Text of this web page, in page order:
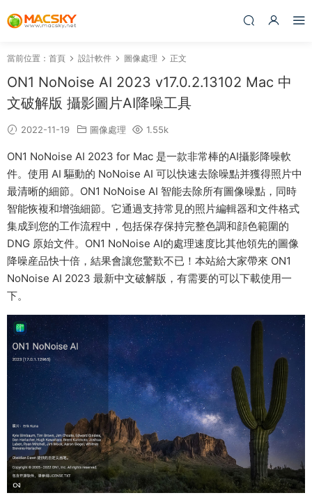
當前位置： 首頁 設計軟件 圖像處理 正文
ON1 NoNoise AI 2023 v17.0.2.13102 Mac 中
文破解版 攝影圖片AI降噪工具
2022-11-19 圖像處理 1.55k
ON1 NoNoise AI 2023 for Mac 是一款非常棒的AI攝影降噪軟
件。使用 AI 驅動的 NoNoise AI 可以快速去除噪點并獲得照片中
最清晰的細節。ON1 NoNoise AI 智能去除所有圖像噪點，同時
智能恢複和增強細節。它通過支持常見的照片編輯器和文件格式
集成到您的工作流程中，包括保存保持完整色調和顔色範圍的
DNG 原始文件。ON1 NoNoise AI的處理速度比其他領先的圖像
降噪産品快十倍，結果會讓您驚歎不已！本站給大家帶來 ON1
NoNoise AI 2023 最新中文破解版，有需要的可以下載使用一
下。